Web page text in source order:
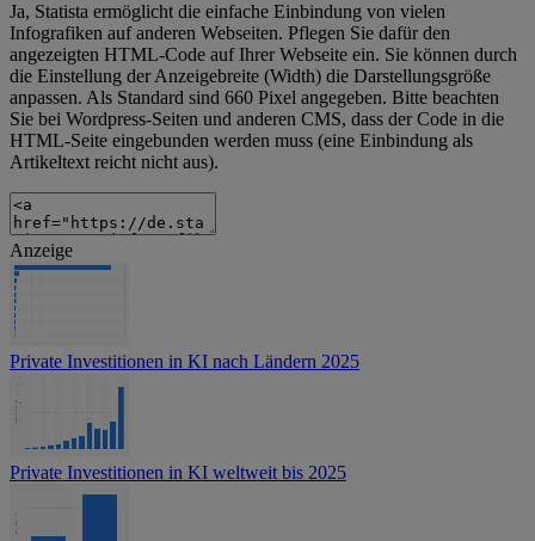
Ja, Statista ermöglicht die einfache Einbindung von vielen
Infografiken auf anderen Webseiten. Pflegen Sie dafür den
angezeigten HTML-Code auf Ihrer Webseite ein. Sie können durch
die Einstellung der Anzeigebreite (Width) die Darstellungsgröße
anpassen. Als Standard sind 660 Pixel angegeben. Bitte beachten
Sie bei Wordpress-Seiten und anderen CMS, dass der Code in die
HTML-Seite eingebunden werden muss (eine Einbindung als
Artikeltext reicht nicht aus).
Anzeige
Private Investitionen in KI nach Ländern 2025
Private Investitionen in KI weltweit bis 2025